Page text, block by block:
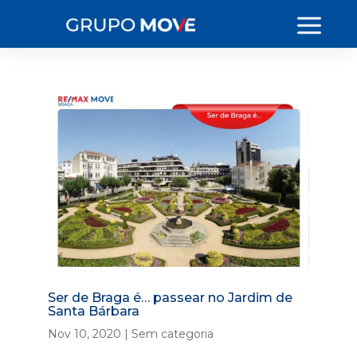
Ser de Braga é… passear no Jardim de
Santa Bárbara
Nov 10, 2020 | Sem categoria